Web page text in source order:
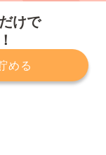
けで
める
営会社